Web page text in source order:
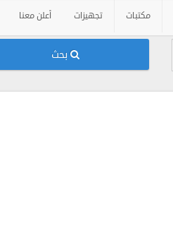
مكتبات تجهيزات أعلن معنا
بحث